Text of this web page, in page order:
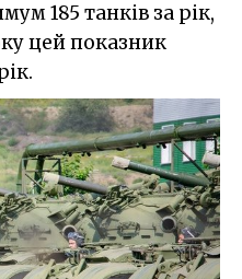
185 танків за рік,
цей показник